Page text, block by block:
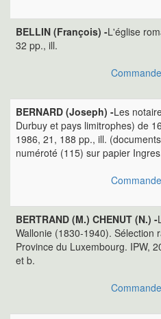
BELLIN (François) -L'église
32 pp., ill.
Commande
BERNARD (Joseph) -Les
Durbuy et pays limitrophes) de
1986, 21, 188 pp., ill.
numéroté (115) sur papier
Commande
BERTRAND (M.) CHENUT (N.) -
Wallonie (1830-1940). Sélection
Province du Luxembourg. IPW,
et b.
Commande